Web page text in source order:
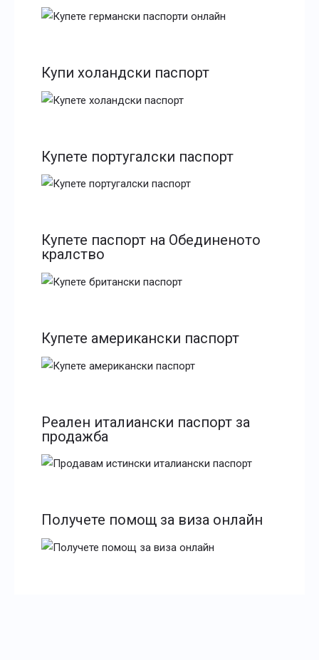
Купи холандски паспорт
Купете португалски паспорт
Купете паспорт на Обединеното
кралство
Купете американски паспорт
Реален италиански паспорт за
продажба
Получете помощ за виза онлайн